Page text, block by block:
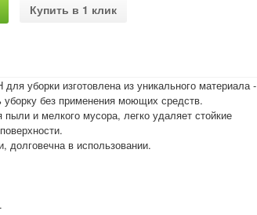
Купить в 1 клик
уборки изготовлена из уникального материала -
без применения моющих средств.
и мелкого мусора, легко удаляет стойкие
долговечна в использовании.